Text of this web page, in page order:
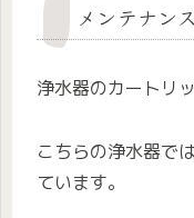
メンテナンス
浄水器のカートリ
こちらの浄水器で
ています。